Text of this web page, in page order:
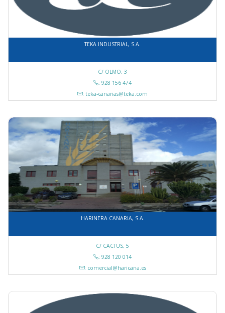
TEKA INDUSTRIAL, S.A.
C/ OLMO, 3
: 928 156 474
: teka-canarias@teka.com
HARINERA CANARIA, S.A.
C/ CACTUS, 5
: 928 120 014
: comercial@haricana.es